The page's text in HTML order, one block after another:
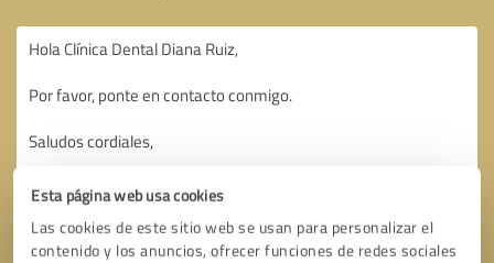
Esta página web usa cookies
Las cookies de este sitio web se usan para personalizar el
contenido y los anuncios, ofrecer funciones de redes sociales